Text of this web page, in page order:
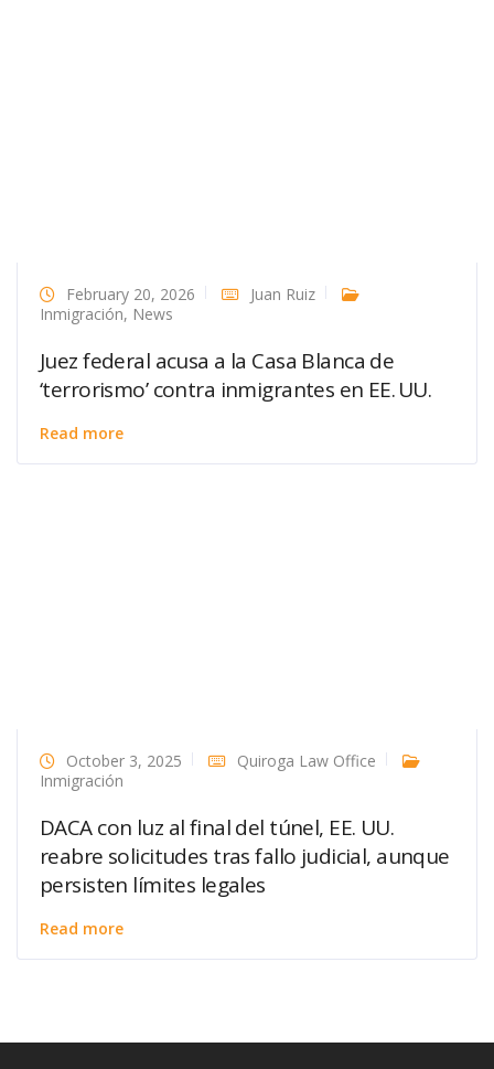
February 20, 2026
Juan Ruiz
Inmigración, News
Juez federal acusa a la Casa Blanca de
‘terrorismo’ contra inmigrantes en EE. UU.
Read more
October 3, 2025
Quiroga Law Office
Inmigración
DACA con luz al final del túnel, EE. UU.
reabre solicitudes tras fallo judicial, aunque
persisten límites legales
Read more